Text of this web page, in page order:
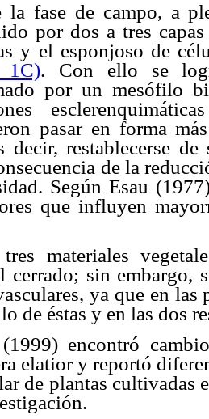
la fase de campo, a
por dos a tres
y el esponjoso de
1C). Con ello se
por un mesófilo
pasar en forma
decir, restablecerse
de la
Según Esau
que influyen
materiales
cerrado; sin embargo,
ya que en
de éstas y en las dos
encontró
elatior y reportó
de plantas cultivadas